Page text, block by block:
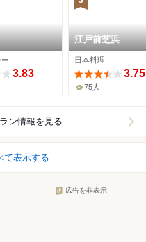
3.83
江戸前芝浜
日本料理
3.75
75人
ン情報を見る
て表示する
広告を非表示